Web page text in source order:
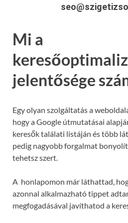
Mi a
jelentősége
Egy olyan szolgáltatás a
hogy a Google útmutatásai
keresők találati listáján és több
pedig nagyobb forgalmat
tehetsz szert.
A honlapomon már láthattad,
azonnal alkalmazható tippet
megfogadásával javíthatod a